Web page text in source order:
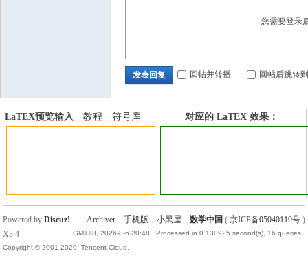
您需要登录
发表回复 回帖并转播 回帖后跳转
LaTEX预览输入 教程
符号库
对应的 LaTEX 效果：
Archiver 手机版 小黑屋 数学中国 ( 京ICP备05040119号)
GMT+8, 2026-8-6 20:48 , Processed in 0.130925 second(s), 16 queries .
Powered byDiscuz!
X3.4
Copyright © 2001-2020, Tencent Cloud.